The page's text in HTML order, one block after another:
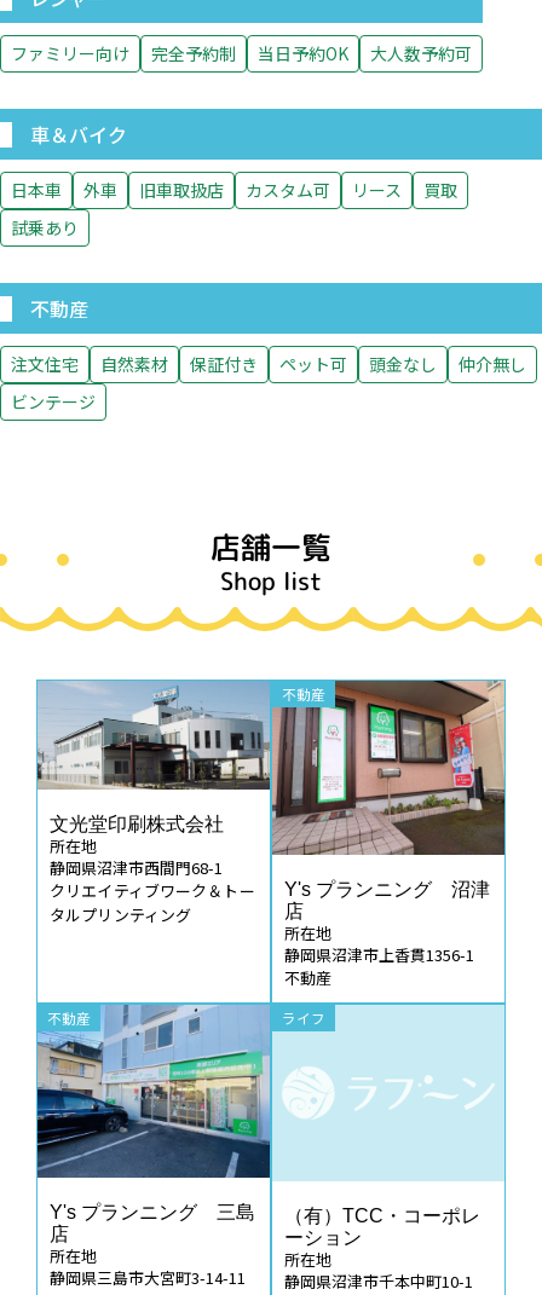
ファミリー向け 完全予約制 当日予約OK 大人数予約可
車＆バイク
日本車 外車 旧車取扱店 カスタム可 リース
買取
試乗あり
不動産
注文住宅 自然素材 保証付き ペット可 頭金なし
仲介無し
ビンテージ
店舗一覧
Shop list
文光堂印刷株式会社
所在地
静岡県沼津市西間門68-1
クリエイティブワーク＆トー
タルプリンティング
不動産
Y's プランニング 沼津
店
所在地
静岡県沼津市上香貫1356-1
不動産
不動産
Y's プランニング 三島
店
所在地
静岡県三島市大宮町3-14-11
ライフ
（有）TCC・コーポレ
ーション
所在地
静岡県沼津市千本中町10-1